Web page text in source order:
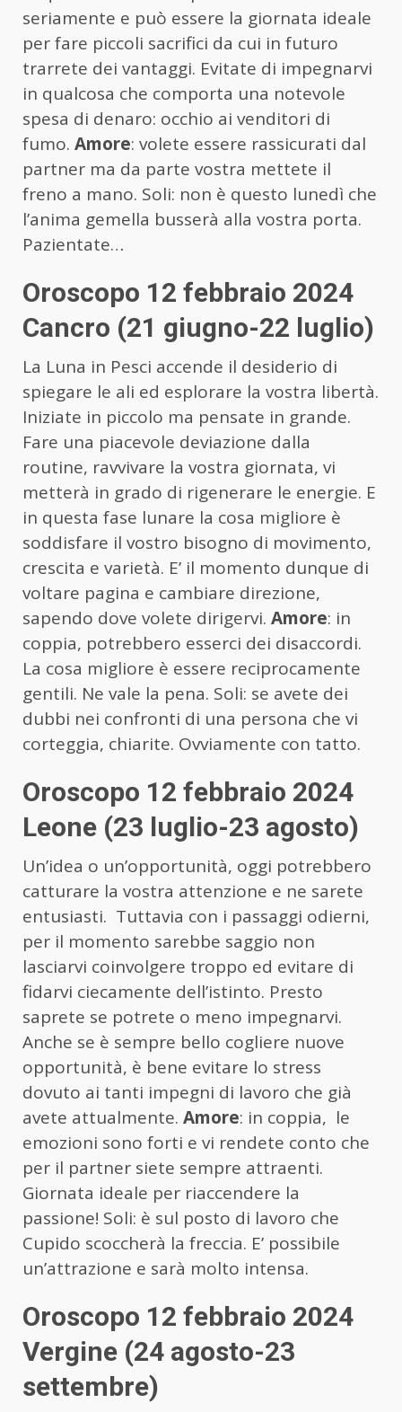
seriamente e può essere la giornata ideale
per fare piccoli sacrifici da cui in futuro
trarrete dei vantaggi. Evitate di impegnarvi
in qualcosa che comporta una notevole
spesa di denaro: occhio ai venditori di
fumo. Amore: volete essere rassicurati dal
partner ma da parte vostra mettete il
freno a mano. Soli: non è questo lunedì che
l’anima gemella busserà alla vostra porta.
Pazientate…
Oroscopo 12 febbraio 2024
Cancro (21 giugno-22 luglio)
La Luna in Pesci accende il desiderio di
spiegare le ali ed esplorare la vostra libertà.
Iniziate in piccolo ma pensate in grande.
Fare una piacevole deviazione dalla
routine, ravvivare la vostra giornata, vi
metterà in grado di rigenerare le energie. E
in questa fase lunare la cosa migliore è
soddisfare il vostro bisogno di movimento,
crescita e varietà. E’ il momento dunque di
voltare pagina e cambiare direzione,
sapendo dove volete dirigervi. Amore: in
coppia, potrebbero esserci dei disaccordi.
La cosa migliore è essere reciprocamente
gentili. Ne vale la pena. Soli: se avete dei
dubbi nei confronti di una persona che vi
corteggia, chiarite. Ovviamente con tatto.
Oroscopo 12 febbraio 2024
Leone (23 luglio-23 agosto)
Un’idea o un’opportunità, oggi potrebbero
catturare la vostra attenzione e ne sarete
entusiasti. Tuttavia con i passaggi odierni,
per il momento sarebbe saggio non
lasciarvi coinvolgere troppo ed evitare di
fidarvi ciecamente dell’istinto. Presto
saprete se potrete o meno impegnarvi.
Anche se è sempre bello cogliere nuove
opportunità, è bene evitare lo stress
dovuto ai tanti impegni di lavoro che già
avete attualmente. Amore: in coppia, le
emozioni sono forti e vi rendete conto che
per il partner siete sempre attraenti.
Giornata ideale per riaccendere la
passione! Soli: è sul posto di lavoro che
Cupido scoccherà la freccia. E’ possibile
un’attrazione e sarà molto intensa.
Oroscopo 12 febbraio 2024
Vergine (24 agosto-23
settembre)